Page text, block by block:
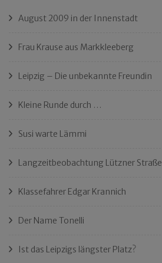
August 2009 in der Innenstadt
Frau Krause aus Markkleeberg
Leipzig – Die unbekannte Freundin
Kleine Runde durch …
Susi warte Lämmi
Langzeitbeobachtung Lützner Straße
Klassefahrer Edgar Krannich
Der Name Tonelli
Ist das Leipzigs längster Platz?